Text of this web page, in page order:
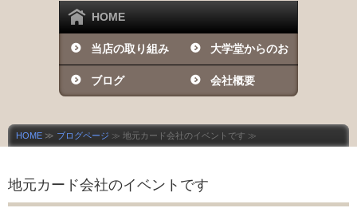
HOME
当店の取り組み 大学堂からのお
知らせ
ブログ 会社概要
HOME ≫ ブログページ ≫ 地元カード会社のイベントです ≫
地元カード会社のイベントです